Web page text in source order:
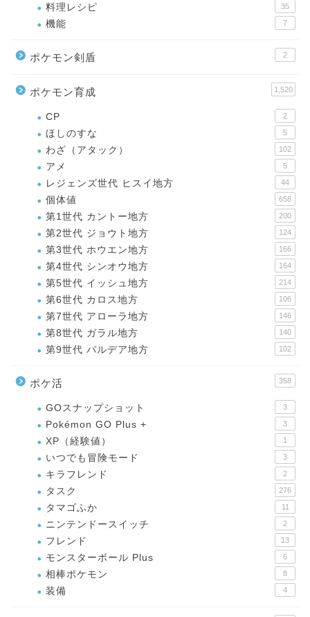
料理レシピ 35
機能 7
ポケモン剣盾 2
ポケモン育成 1,520
CP 2
ほしのすな 5
わざ（アタック） 102
アメ 5
レジェンズ世代 ヒスイ地方 44
個体値 658
第1世代 カントー地方 200
第2世代 ジョウト地方 124
第3世代 ホウエン地方 166
第4世代 シンオウ地方 164
第5世代 イッシュ地方 214
第6世代 カロス地方 106
第7世代 アローラ地方 146
第8世代 ガラル地方 140
第9世代 パルデア地方 102
ポケ活 358
GOスナップショット 3
Pokémon GO Plus + 3
XP（経験値） 1
いつでも冒険モード 3
キラフレンド 2
タスク 276
タマゴふか 11
ニンテンドースイッチ 2
フレンド 13
モンスターボール Plus 6
相棒ポケモン 8
装備 4